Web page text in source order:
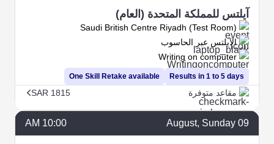
آيلتس للمملكة المتحدة (العام)
Saudi British Centre Riyadh (Test Room)
Results in 1 to 5 days
الآيلتس عبر الحاسوب
Writing on computer
One Skill Retake available
مقاعد متوفرة SAR 1815
09
August, Sunday
10:00 AM